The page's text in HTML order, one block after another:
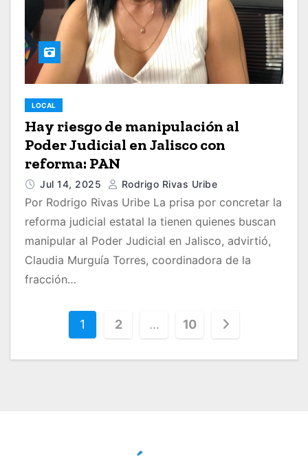
LOCAL
Hay riesgo de manipulación al
Poder Judicial en Jalisco con
reforma: PAN
Jul 14, 2025 Rodrigo Rivas Uribe
Por Rodrigo Rivas Uribe La prisa por concretar la
reforma judicial estatal la tienen quienes buscan
manipular al Poder Judicial en Jalisco, advirtió,
Claudia Murguía Torres, coordinadora de la
fracción…
1 2 … 10